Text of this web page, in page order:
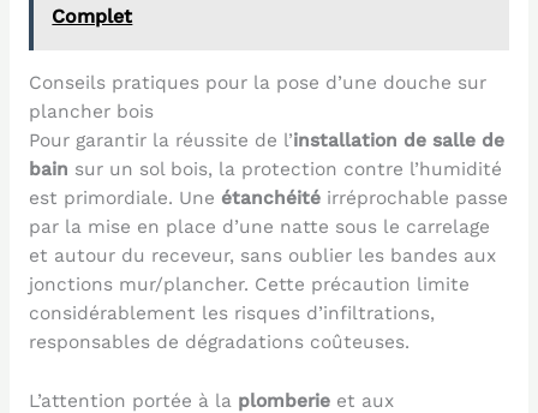
Complet
Conseils pratiques pour la pose d’une douche sur
plancher bois
Pour garantir la réussite de l’installation de salle de
bain sur un sol bois, la protection contre l’humidité
est primordiale. Une étanchéitéirréprochable passe
par la mise en place d’une natte sous le carrelage
et autour du receveur, sans oublier les bandes aux
jonctions mur/plancher. Cette précaution limite
considérablement les risques d’infiltrations,
responsables de dégradations coûteuses.
L’attention portée à la plomberieet aux